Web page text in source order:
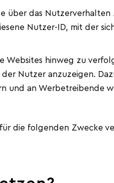
über das Nutzerverhalten
Nutzer-ID, mit der
Websites hinweg zu
Nutzer anzuzeigen.
und an Werbetreibende
die folgenden Zwecke